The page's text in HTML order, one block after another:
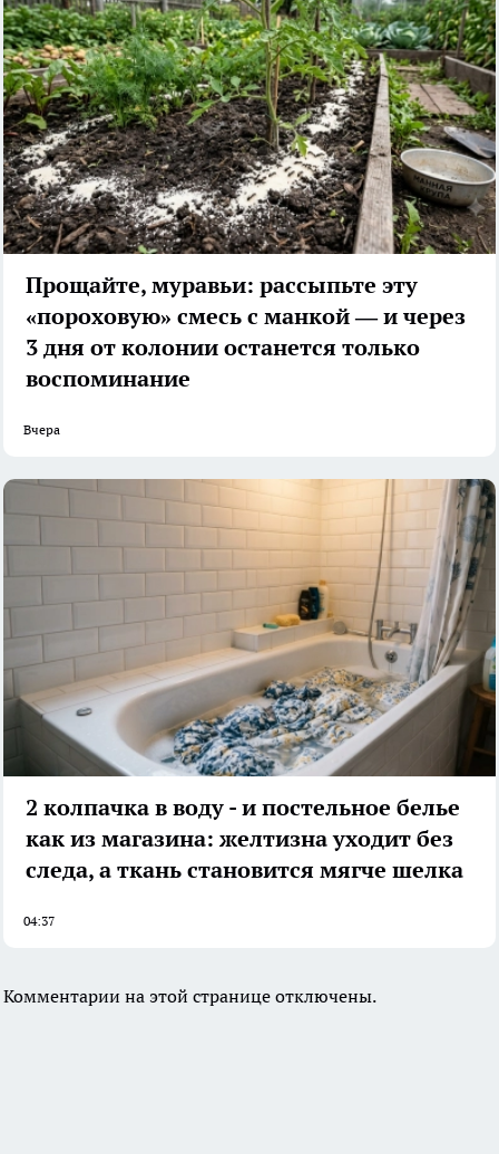
Прощайте, муравьи: рассыпьте эту
«пороховую» смесь с манкой — и через
3 дня от колонии останется только
воспоминание
Вчера
2 колпачка в воду - и постельное белье
как из магазина: желтизна уходит без
следа, а ткань становится мягче шелка
04:37
Комментарии на этой странице отключены.